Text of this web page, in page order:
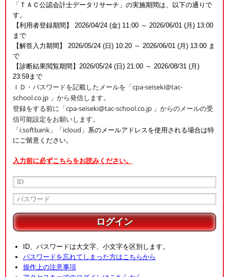
「ＴＡＣ公認会計士データリサーチ」の実施期間は、以下の通りで
す。
【利用者登録期間】 2026/04/24 (金) 11:00 ～ 2026/06/01 (月) 13:00
まで
【解答入力期間】 2026/05/24 (日) 10:20 ～ 2026/06/01 (月) 13:00 ま
で
【診断結果閲覧期間】2026/05/24 (日) 21:00 ～ 2026/08/31 (月)
23:59まで
ＩＤ・パスワードを記載したメールを「cpa-seiseki@tac-
school.co.jp 」から発信します。
登録をする前に「cpa-seiseki@tac-school.co.jp 」からのメールの受
信可能設定をお願いします。
「i.softbank」「icloud」 系のメールアドレスを使用される場合は特
にご留意ください。
入力前に必ずこちらをお読みください。
ログイン
ID、パスワードは大文字、小文字を区別します。
パスワードを忘れてしまった方はこちらから
操作上の注意事項